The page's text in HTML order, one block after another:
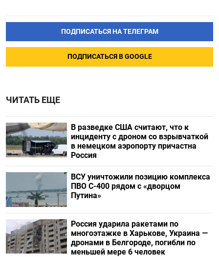
ПОДПИСАТЬСЯ НА ТЕЛЕГРАМ
ПОДПИСАТЬСЯ В GOOGLE
ЧИТАТЬ ЕЩЕ
В разведке США считают, что к
инциденту с дроном со взрывчаткой
в немецком аэропорту причастна
Россия
ВСУ уничтожили позицию комплекса
ПВО С-400 рядом с «дворцом
Путина»
Россия ударила ракетами по
многоэтажке в Харькове, Украина —
дронами в Белгороде, погибли по
меньшей мере 6 человек